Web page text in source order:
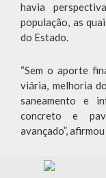
havia
população, as
do Estado.
“Sem o aporte
viária, melhoria
saneamento e
concreto e
avançado”,